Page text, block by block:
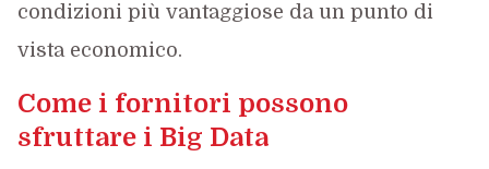
condizioni più vantaggiose da un punto di
vista economico.
Come i fornitori possono
sfruttare i Big Data